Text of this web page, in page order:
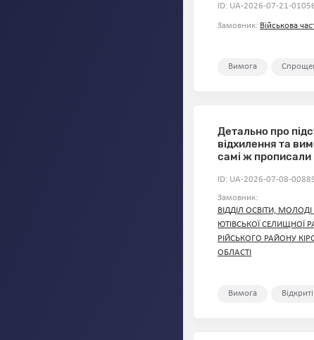
Вимога
ID: UA-2026-07-21-
Замовник: Військова
Вимога
Детально про
відхилення та
самі ж прописали
ID: UA-2026-07-08-
Замовник:
ВІДДІЛ ОСВІТИ,
ЮТІВСЬКОЇ СЕЛИЩНОЇ
РІЙСЬКОГО РАЙОНУ
ОБЛАСТІ